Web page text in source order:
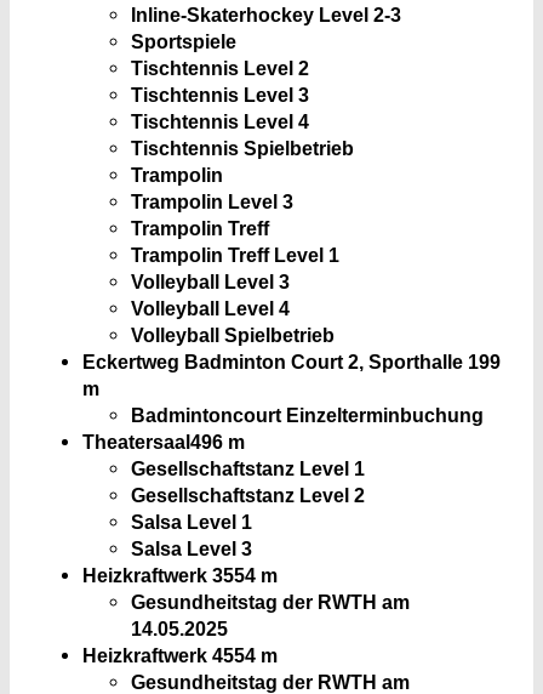
Inline-Skaterhockey Level 2-3
Sportspiele
Tischtennis Level 2
Tischtennis Level 3
Tischtennis Level 4
Tischtennis Spielbetrieb
Trampolin
Trampolin Level 3
Trampolin Treff
Trampolin Treff Level 1
Volleyball Level 3
Volleyball Level 4
Volleyball Spielbetrieb
Eckertweg Badminton Court 2, Sporthalle 199
m
Badmintoncourt Einzelterminbuchung
Theatersaal496 m
Gesellschaftstanz Level 1
Gesellschaftstanz Level 2
Salsa Level 1
Salsa Level 3
Heizkraftwerk 3554 m
Gesundheitstag der RWTH am
14.05.2025
Heizkraftwerk 4554 m
Gesundheitstag der RWTH am